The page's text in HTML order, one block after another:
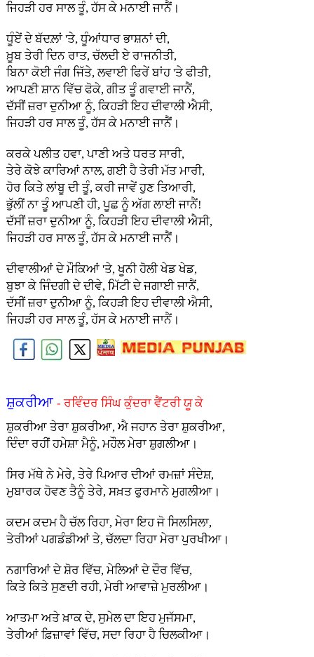
ਜਿਹੜੀ ਹਰ ਸਾਲ ਤੂੰ, ਹੱਸ ਕੇ ਮਨਾਈ ਜਾਨੈਂ।
ਧੂੰਏਂ ਦੇ ਬੱਦਲ਼ਾਂ 'ਤੇ, ਧੂੰਆਂਧਾਰ ਭਾਸ਼ਨਾਂ ਦੀ,
ਖ਼ੂਬ ਤੇਰੀ ਦਿਨ ਰਾਤ, ਚੱਲਦੀ ਏ ਰਾਜਨੀਤੀ,
ਬਿਨਾ ਕੋਈ ਜੰਗ ਜਿੱਤੇ, ਲਵਾਈ ਫਿਰੇਂ ਬਾਂਹ 'ਤੇ ਫੀਤੀ,
ਆਪਣੀ ਸ਼ਾਨ ਵਿੱਚ ਫੋਕੇ, ਗੀਤ ਤੂੰ ਗਵਾਈ ਜਾਨੈਂ,
ਦੱਸੀਂ ਜ਼ਰਾ ਦੁਨੀਆ ਨੂੰ, ਕਿਹੜੀ ਇਹ ਦੀਵਾਲੀ ਐਸੀ,
ਜਿਹੜੀ ਹਰ ਸਾਲ ਤੂੰ, ਹੱਸ ਕੇ ਮਨਾਈ ਜਾਨੈਂ।
ਕਰਕੇ ਪਲੀਤ ਹਵਾ, ਪਾਣੀ ਅਤੇ ਧਰਤ ਸਾਰੀ,
ਤੇਰੇ ਕੋਝੇ ਕਾਰਿਆਂ ਨਾਲ, ਗਈ ਹੈ ਤੇਰੀ ਮੱਤ ਮਾਰੀ,
ਹੋਰ ਕਿਤੇ ਲਾਂਬੂ ਦੀ ਤੂੰ, ਕਰੀ ਜਾਵੇਂ ਹੁਣ ਤਿਆਰੀ,
ਭੁੱਲੀਂ ਨਾ ਤੂੰ ਆਪਣੀ ਹੀ, ਪੂਛ ਨੂੰ ਅੱਗ ਲਾਈ ਜਾਨੈਂ!
ਦੱਸੀਂ ਜ਼ਰਾ ਦੁਨੀਆ ਨੂੰ, ਕਿਹੜੀ ਇਹ ਦੀਵਾਲੀ ਐਸੀ,
ਜਿਹੜੀ ਹਰ ਸਾਲ ਤੂੰ, ਹੱਸ ਕੇ ਮਨਾਈ ਜਾਨੈਂ।
ਦੀਵਾਲੀਆਂ ਦੇ ਮੌਕਿਆਂ 'ਤੇ, ਖੂਨੀ ਹੋਲੀ ਖੇਡ ਖੇਡ,
ਬੁਝਾ ਕੇ ਜਿੰਦਗੀ ਦੇ ਦੀਵੇ, ਮਿੱਟੀ ਦੇ ਜਗਾਈ ਜਾਨੈਂ,
ਦੱਸੀਂ ਜ਼ਰਾ ਦੁਨੀਆ ਨੂੰ, ਕਿਹੜੀ ਇਹ ਦੀਵਾਲੀ ਐਸੀ,
ਜਿਹੜੀ ਹਰ ਸਾਲ ਤੂੰ, ਹੱਸ ਕੇ ਮਨਾਈ ਜਾਨੈਂ।
ਸ਼ੁਕਰੀਆ - ਰਵਿੰਦਰ ਸਿੰਘ ਕੁੰਦਰਾ ਵੈਂਟਰੀ ਯੂ ਕੇ
ਸ਼ੁਕਰੀਆ ਤੇਰਾ ਸ਼ੁਕਰੀਆ, ਐ ਜਹਾਨ ਤੇਰਾ ਸ਼ੁਕਰੀਆ,
ਦਿੰਦਾ ਰਹੀਂ ਹਮੇਸ਼ਾ ਮੈਨੂੰ, ਮਹੌਲ ਮੇਰਾ ਸ਼ੁਗਲੀਆ।
ਸਿਰ ਮੱਥੇ ਨੇ ਮੇਰੇ, ਤੇਰੇ ਪਿਆਰ ਦੀਆਂ ਰਮਜ਼ਾਂ ਸੰਦੇਸ਼,
ਮੁਬਾਰਕ ਹੋਵਣ ਤੈਨੂੰ ਤੇਰੇ, ਸਖ਼ਤ ਫੁਰਮਾਨੇ ਮੁਗਲੀਆ।
ਕਦਮ ਕਦਮ ਹੈ ਚੱਲ ਰਿਹਾ, ਮੇਰਾ ਇਹ ਜੋ ਸਿਲਸਿਲਾ,
ਤੇਰੀਆਂ ਪਗਡੰਡੀਆਂ ਤੇ, ਚੱਲਦਾ ਰਿਹਾ ਮੇਰਾ ਪੁਰਖੀਆ।
ਨਗਾਰਿਆਂ ਦੇ ਸ਼ੋਰ ਵਿੱਚ, ਮੇਲਿਆਂ ਦੇ ਦੌਰ ਵਿੱਚ,
ਕਿਤੇ ਕਿਤੇ ਸੁਣਦੀ ਰਹੀ, ਮੇਰੀ ਆਵਾਜ਼ੇ ਮੁਰਲੀਆ।
ਆਤਮਾ ਅਤੇ ਖ਼ਾਕ ਦੇ, ਸੁਮੇਲ ਦਾ ਇਹ ਮੁਜੱਸਮਾ,
ਤੇਰੀਆਂ ਫ਼ਿਜ਼ਾਵਾਂ ਵਿੱਚ, ਸਦਾ ਰਿਹਾ ਹੈ ਚਿਲਕੀਆ।